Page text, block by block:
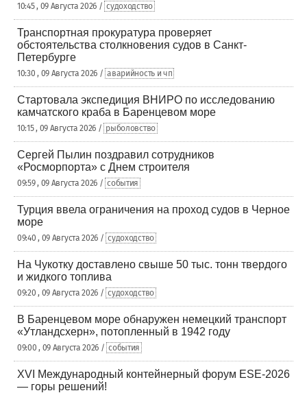
10:45 , 09 Августа 2026 / судоходство
Транспортная прокуратура проверяет
обстоятельства столкновения судов в Санкт-
Петербурге
10:30 , 09 Августа 2026 / аварийность и чп
Стартовала экспедиция ВНИРО по исследованию
камчатского краба в Баренцевом море
10:15 , 09 Августа 2026 / рыболовство
Сергей Пылин поздравил сотрудников
«Росморпорта» с Днем строителя
09:59 , 09 Августа 2026 / события
Турция ввела ограничения на проход судов в Черное
море
09:40 , 09 Августа 2026 / судоходство
На Чукотку доставлено свыше 50 тыс. тонн твердого
и жидкого топлива
09:20 , 09 Августа 2026 / судоходство
В Баренцевом море обнаружен немецкий транспорт
«Утландсхерн», потопленный в 1942 году
09:00 , 09 Августа 2026 / события
XVI Международный контейнерный форум ESE-2026
— горы решений!